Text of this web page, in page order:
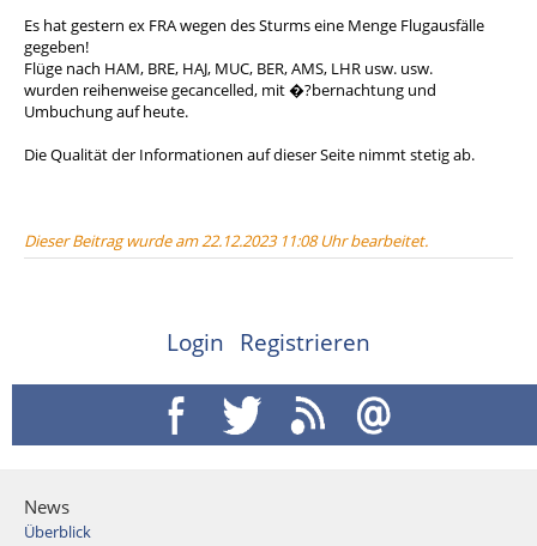
Es hat gestern ex FRA wegen des Sturms eine Menge Flugausfälle
gegeben!
Flüge nach HAM, BRE, HAJ, MUC, BER, AMS, LHR usw. usw.
wurden reihenweise gecancelled, mit �?bernachtung und
Umbuchung auf heute.
Die Qualität der Informationen auf dieser Seite nimmt stetig ab.
Dieser Beitrag wurde am 22.12.2023 11:08 Uhr bearbeitet.
Login Registrieren
News
Überblick